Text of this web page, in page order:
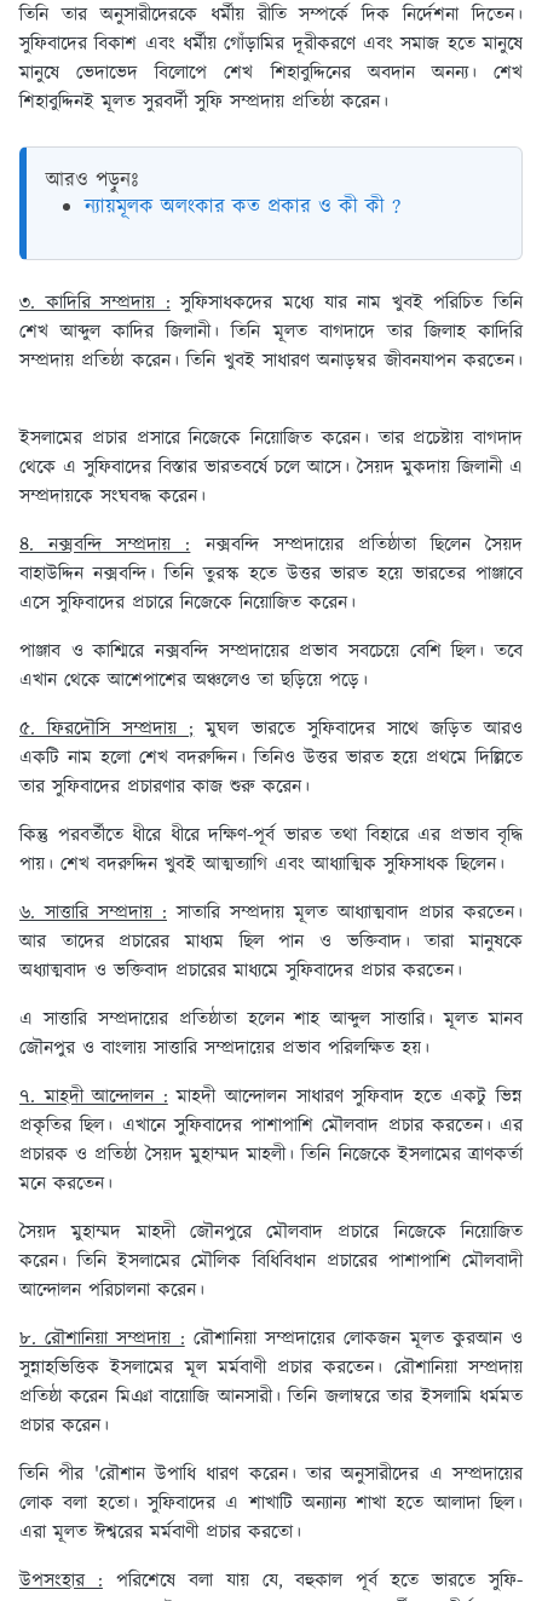
তিনি তার অনুসারীদেরকে ধর্মীয় রীতি সম্পর্কে দিক নির্দেশনা দিতেন।
সুফিবাদের বিকাশ এবং ধর্মীয় গোঁড়ামির দূরীকরণে এবং সমাজ হতে মানুষে
মানুষে ভেদাভেদ বিলোপে শেখ শিহাবুদ্দিনের অবদান অনন্য। শেখ
শিহাবুদ্দিনই মূলত সুরবর্দী সুফি সম্প্রদায় প্রতিষ্ঠা করেন।
আরও পড়ুনঃ
ন্যায়মূলক অলংকার কত প্রকার ও কী কী ?
৩. কাদিরি সম্প্রদায় :সুফিসাধকদের মধ্যে যার নাম খুবই পরিচিত তিনি
শেখ আব্দুল কাদির জিলানী। তিনি মূলত বাগদাদে তার জিলাহ কাদিরি
সম্প্রদায় প্রতিষ্ঠা করেন। তিনি খুবই সাধারণ অনাড়ম্বর জীবনযাপন করতেন।
ইসলামের প্রচার প্রসারে নিজেকে নিয়োজিত করেন। তার প্রচেষ্টায় বাগদাদ
থেকে এ সুফিবাদের বিস্তার ভারতবর্ষে চলে আসে। সৈয়দ মুকদায় জিলানী এ
সম্প্রদায়কে সংঘবদ্ধ করেন।
৪. নক্সবন্দি সম্প্রদায় :নক্সবন্দি সম্প্রদায়ের প্রতিষ্ঠাতা ছিলেন সৈয়দ
বাহাউদ্দিন নক্সবন্দি। তিনি তুরস্ক হতে উত্তর ভারত হয়ে ভারতের পাঞ্জাবে
এসে সুফিবাদের প্রচারে নিজেকে নিয়োজিত করেন।
পাঞ্জাব ও কাশ্মিরে নক্সবন্দি সম্প্রদায়ের প্রভাব সবচেয়ে বেশি ছিল। তবে
এখান থেকে আশেপাশের অঞ্চলেও তা ছড়িয়ে পড়ে।
৫. ফিরদৌসি সম্প্রদায় ;মুঘল ভারতে সুফিবাদের সাথে জড়িত আরও
একটি নাম হলো শেখ বদরুদ্দিন। তিনিও উত্তর ভারত হয়ে প্রথমে দিল্লিতে
তার সুফিবাদের প্রচারণার কাজ শুরু করেন।
কিন্তু পরবর্তীতে ধীরে ধীরে দক্ষিণ-পূর্ব ভারত তথা বিহারে এর প্রভাব বৃদ্ধি
পায়। শেখ বদরুদ্দিন খুবই আত্মত্যাগি এবং আধ্যাত্মিক সুফিসাধক ছিলেন।
৬. সাত্তারি সম্প্রদায় : সাতারি সম্প্রদায় মূলত আধ্যাত্মবাদ প্রচার করতেন।
আর তাদের প্রচারের মাধ্যম ছিল পান ও ভক্তিবাদ। তারা মানুষকে
অধ্যাত্মবাদ ও ভক্তিবাদ প্রচারের মাধ্যমে সুফিবাদের প্রচার করতেন।
এ সাত্তারি সম্প্রদায়ের প্রতিষ্ঠাতা হলেন শাহ আব্দুল সাত্তারি। মূলত মানব
জৌনপুর ও বাংলায় সাত্তারি সম্প্রদায়ের প্রভাব পরিলক্ষিত হয়।
৭. মাহদী আন্দোলন :মাহদী আন্দোলন সাধারণ সুফিবাদ হতে একটু ভিন্ন
প্রকৃতির ছিল। এখানে সুফিবাদের পাশাপাশি মৌলবাদ প্রচার করতেন। এর
প্রচারক ও প্রতিষ্ঠা সৈয়দ মুহাম্মদ মাহলী। তিনি নিজেকে ইসলামের ত্রাণকর্তা
মনে করতেন।
সৈয়দ মুহাম্মদ মাহদী জৌনপুরে মৌলবাদ প্রচারে নিজেকে নিয়োজিত
করেন। তিনি ইসলামের মৌলিক বিধিবিধান প্রচারের পাশাপাশি মৌলবাদী
আন্দোলন পরিচালনা করেন।
৮. রৌশানিয়া সম্প্রদায় :রৌশানিয়া সম্প্রদায়ের লোকজন মূলত কুরআন ও
সুন্নাহভিত্তিক ইসলামের মূল মর্মবাণী প্রচার করতেন। রৌশানিয়া সম্প্রদায়
প্রতিষ্ঠা করেন মিঞা বায়োজি আনসারী। তিনি জলাম্বরে তার ইসলামি ধর্মমত
প্রচার করেন।
তিনি পীর 'রৌশান উপাধি ধারণ করেন। তার অনুসারীদের এ সম্প্রদায়ের
লোক বলা হতো। সুফিবাদের এ শাখাটি অন্যান্য শাখা হতে আলাদা ছিল।
এরা মূলত ঈশ্বরের মর্মবাণী প্রচার করতো।
উপসংহার :পরিশেষে বলা যায় যে, বহুকাল পূর্ব হতে ভারতে সুফি-